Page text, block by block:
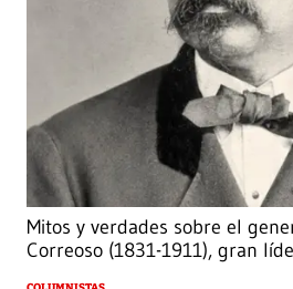
Mitos y verdades sobre el
Correoso (1831-1911), gran